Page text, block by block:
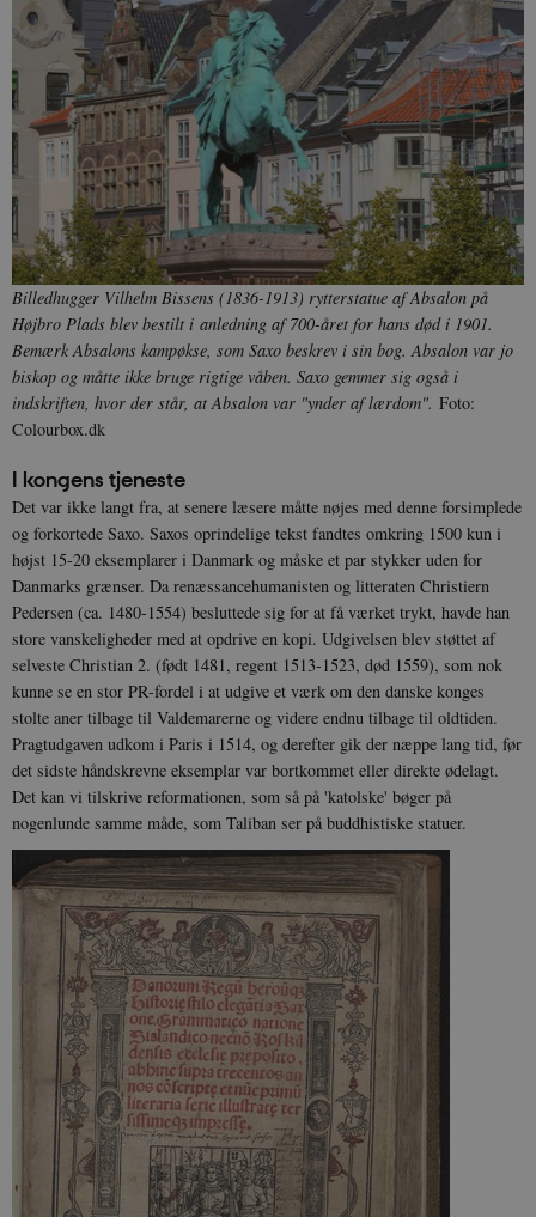
Billedhugger Vilhelm Bissens (1836-1913) rytterstatue af Absalon på
Højbro Plads blev bestilt i anledning af 700-året for hans død i 1901.
Bemærk Absalons kampøkse, som Saxo beskrev i sin bog. Absalon var jo
biskop og måtte ikke bruge rigtige våben. Saxo gemmer sig også i
indskriften, hvor der står, at Absalon var "ynder af lærdom". Foto:
Colourbox.dk
I kongens tjeneste
Det var ikke langt fra, at senere læsere måtte nøjes med denne forsimplede
og forkortede Saxo. Saxos oprindelige tekst fandtes omkring 1500 kun i
højst 15-20 eksemplarer i Danmark og måske et par stykker uden for
Danmarks grænser. Da renæssancehumanisten og litteraten Christiern
Pedersen (ca. 1480-1554) besluttede sig for at få værket trykt, havde han
store vanskeligheder med at opdrive en kopi. Udgivelsen blev støttet af
selveste Christian 2. (født 1481, regent 1513-1523, død 1559), som nok
kunne se en stor PR-fordel i at udgive et værk om den danske konges
stolte aner tilbage til Valdemarerne og videre endnu tilbage til oldtiden.
Pragtudgaven udkom i Paris i 1514, og derefter gik der næppe lang tid, før
det sidste håndskrevne eksemplar var bortkommet eller direkte ødelagt.
Det kan vi tilskrive reformationen, som så på 'katolske' bøger på
nogenlunde samme måde, som Taliban ser på buddhistiske statuer.